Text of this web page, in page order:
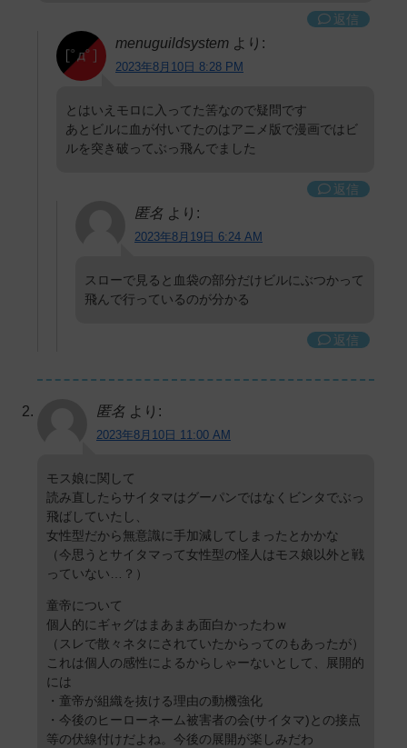
返信
menuguildsystem より:
2023年8月10日 8:28 PM
とはいえモロに入ってた筈なので疑問です
あとビルに血が付いてたのはアニメ版で漫画ではビ
ルを突き破ってぶっ飛んでました
返信
匿名 より:
2023年8月19日 6:24 AM
スローで見ると血袋の部分だけビルにぶつかって
飛んで行っているのが分かる
返信
匿名 より:
2023年8月10日 11:00 AM
モス娘に関して
読み直したらサイタマはグーパンではなくビンタでぶっ
飛ばしていたし、
女性型だから無意識に手加減してしまったとかかな
（今思うとサイタマって女性型の怪人はモス娘以外と戦
っていない…？）
童帝について
個人的にギャグはまあまあ面白かったわｗ
（スレで散々ネタにされていたからってのもあったが）
これは個人の感性によるからしゃーないとして、展開的
には
・童帝が組織を抜ける理由の動機強化
・今後のヒーローネーム被害者の会(サイタマ)との接点
等の伏線付けだよね。今後の展開が楽しみだわ